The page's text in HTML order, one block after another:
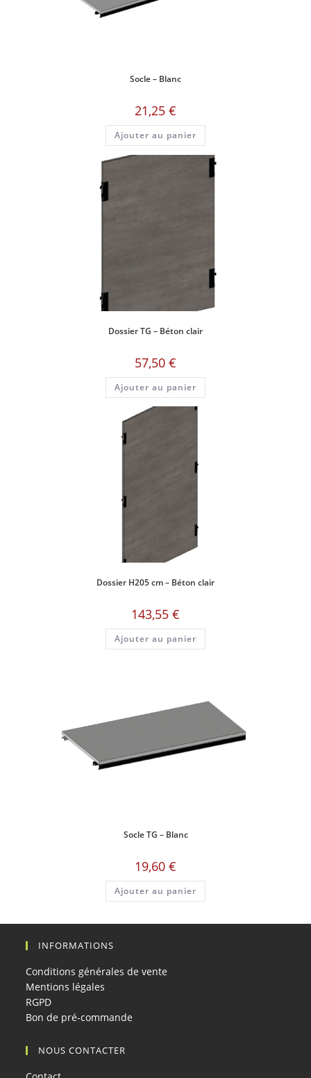
Socle – Blanc
21,25 €
Ajouter au panier
Dossier TG – Béton clair
57,50 €
Ajouter au panier
Dossier H205 cm – Béton clair
143,55 €
Ajouter au panier
Socle TG – Blanc
19,60 €
Ajouter au panier
INFORMATIONS
Conditions générales de vente
Mentions légales
RGPD
Bon de pré-commande
NOUS CONTACTER